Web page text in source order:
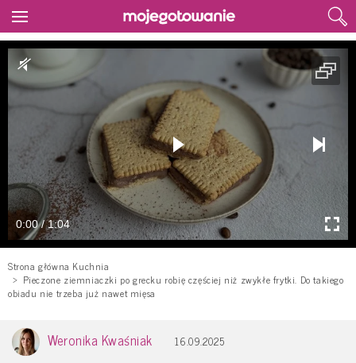
0:00 / 1:04
Strona główna Kuchnia
Pieczone ziemniaczki po grecku robię częściej niż zwykłe frytki. Do takiego
obiadu nie trzeba już nawet mięsa
Weronika Kwaśniak 16.09.2025